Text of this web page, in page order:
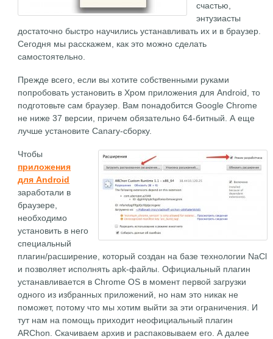
счастью,
энтузиасты
достаточно быстро научились устанавливать их и в браузер.
Сегодня мы расскажем, как это можно сделать
самостоятельно.
Прежде всего, если вы хотите собственными руками
попробовать установить в Хром приложения для Android, то
подготовьте сам браузер. Вам понадобится Google Chrome
не ниже 37 версии, причем обязательно 64-битный. А еще
лучше установите Canary-сборку.
Чтобы
приложения
для Android
заработали в
браузере,
необходимо
установить в него
специальный
плагин/расширение, который создан на базе технологии NaCl
и позволяет исполнять apk-файлы. Официальный плагин
устанавливается в Chrome OS в момент первой загрузки
одного из избранных приложений, но нам это никак не
поможет, потому что мы хотим выйти за эти ограничения. И
тут нам на помощь приходит неофициальный плагин
ARChon. Скачиваем архив и распаковываем его. А далее